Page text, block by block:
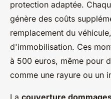
protection adaptée.
génère des coûts
remplacement du
d'immobilisation. Ces
à 500 euros, même pour
comme une rayure ou un
La couverture